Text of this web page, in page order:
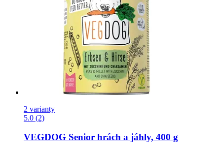
2 varianty
5.0 (2)
VEGDOG Senior hrách a jáhly, 400 g